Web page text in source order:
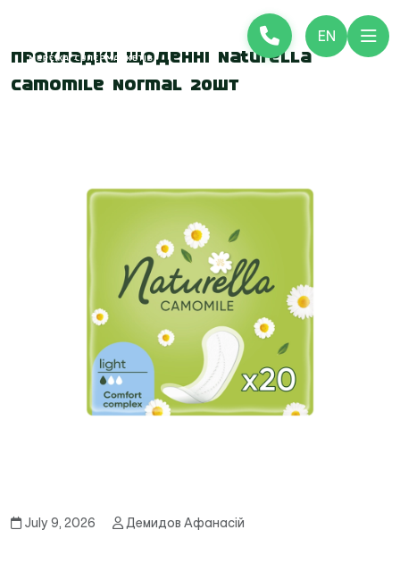
EN
Прокладки щоденні Naturella
Camomile Normal 20шт
July 9, 2026 Демидов Афанасій